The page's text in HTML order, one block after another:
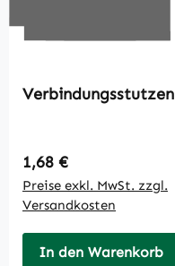
Verbindungsstutzen
Regulärer Preis:
1,68 €
Preise exkl. MwSt. zzgl.
Versandkosten
In den Warenkorb